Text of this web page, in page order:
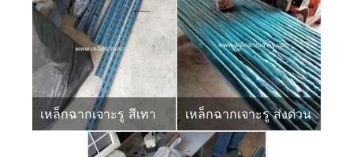
เหล็กฉากเจาะรู สีเทา เหล็กฉากเจาะรู ส่งด่วน